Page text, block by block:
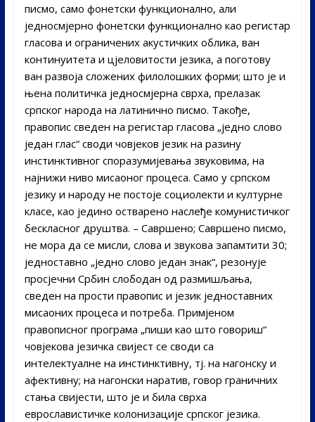
писмо, само фонетски функционално, али
једносмјерно фонетски функционално као регистар
гласова и ограничених акустичких облика, ван
континуитета и цјеловитости језика, а поготову
ван развоја сложених филолошких форми; што је и
њена политичка једносмјерна сврха, прелазак
српског народа на латинично писмо. Такође,
правопис сведен на регистар гласова „једно слово
један глас“ своди човјеков језик на разину
инстинктивног споразумијевања звуковима, на
најнижи ниво мисаоног процеса. Само у српском
језику и народу не постоје социолекти и културне
класе, као једино остварено наслеђе комунистичког
бескласног друштва. – Савршено; Савршено писмо,
не мора да се мисли, слова и звукова запамтити 30;
једноставно „једно слово један знак“, резонује
просјечни Србин слободан од размишљања,
сведен на прости правопис и језик једноставних
мисаоних процеса и потреба. Примјеном
правописног програма „пиши као што говориш“
човјекова језичка свијест се своди са
интелектуалне на инстинктивну, тј. на нагонску и
афективну; на нагонски наратив, говор граничних
стања свијести, што је и била сврха
еврославистичке колонизације српског језика.